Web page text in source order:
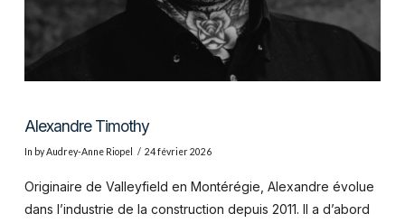
Alexandre Timothy
In by Audrey-Anne Riopel 24 février 2026
Originaire de Valleyfield en Montérégie, Alexandre évolue
dans l’industrie de la construction depuis 2011. Il a d’abord